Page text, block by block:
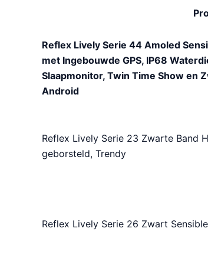
Reflex Lively Serie 44 Amoled
met Ingebouwde GPS, IP68
Slaapmonitor, Twin Time Show en
Android
Reflex Lively Serie 23 Zwarte Band
geborsteld, Trendy
Reflex Lively Serie 26 Zwart